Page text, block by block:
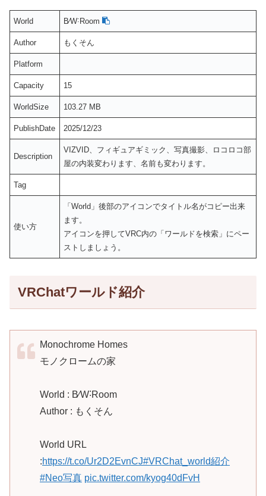
World B⁄W˸Room
Author もくそん
Platform
Capacity 15
WorldSize 103.27 MB
PublishDate 2025/12/23
Description
VIZVID、フィギュアギミック、写真撮影、ロコロコ部
屋の内装変わります、名前も変わります。
Tag
使い方
「World」後部のアイコンでタイトル名がコピー出来
ます。
アイコンを押してVRC内の「ワールドを検索」にペー
ストしましょう。
VRChatワールド紹介
Monochrome Homes
モノクロームの家
World : B⁄W˸Room
Author : もくそん
World URL
:https://t.co/Ur2D2EvnCJ#VRChat_world紹介
#Neo写真 pic.twitter.com/kyog40dFvH